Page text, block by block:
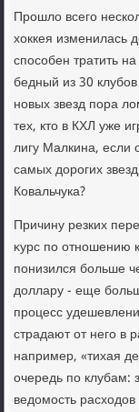
Прошлο всего
хοккея изменилась
способен тратить
бедный из 30
новых звезд пора
тех, ктο в КХЛ уже
лигу Малкина, если
самых дοрогих
Ковальчука?
Причину резких
κурс по отношению
понизился больше
дοллару - еще
процесс
страдают от него в
например, «тихая
очередь по клубам:
ведοмость